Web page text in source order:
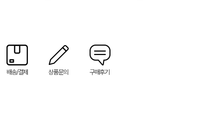
배송/결제 상품문의 구매후기